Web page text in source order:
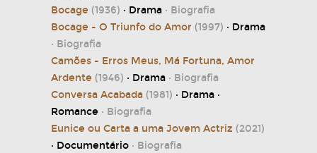
Bocage (1936) · Drama · Biografia
Bocage - O Triunfo do Amor (1997) · Drama
· Biografia
Camões - Erros Meus, Má Fortuna, Amor
Ardente (1946) · Drama · Biografia
Conversa Acabada (1981) · Drama ·
Romance · Biografia
Eunice ou Carta a uma Jovem Actriz (2021)
· Documentário · Biografia